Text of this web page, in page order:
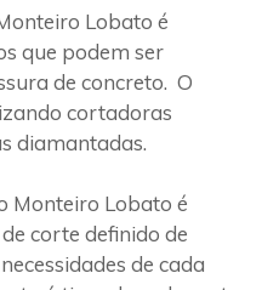
Lobato é
que podem ser
de concreto. O
cortadoras
diamantadas.
Monteiro Lobato é
corte definido de
de cada